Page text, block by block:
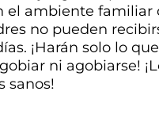
el ambiente familiar
no pueden
¡Harán solo lo
ni agobiarse!
sanos!